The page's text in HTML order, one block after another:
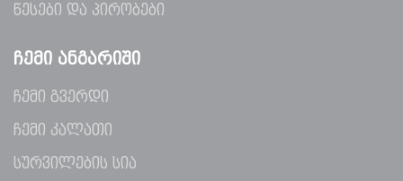
წესები და პირობები
ᲩᲔᲛᲘ ᲐᲜᲒᲐᲠᲘᲨᲘ
ჩემი გვერდი
ჩემი კალათი
სურვილების სია